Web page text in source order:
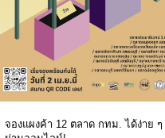
จองแผงค้า 12 ตลาด กทม. ได้ง่าย ๆ